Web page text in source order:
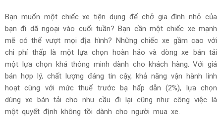
Bạn muốn một chiếc xe tiện dụng để chở gia đình nhỏ của
bạn đi dã ngoại vào cuối tuần? Bạn cần một chiếc xe mạnh
mẽ có thể vượt mọi địa hình? Những chiếc xe gầm cao với
chi phí thấp là một lựa chọn hoàn hảo và dòng xe bán tải
một lựa chọn khá thông minh dành cho khách hàng. Với giá
bán hợp lý, chất lượng đáng tin cậy, khả năng vận hành linh
hoạt cùng với mức thuế trước bạ hấp dẫn (2%), lựa chọn
dùng xe bán tải cho nhu cầu đi lại cũng như công việc là
một quyết định không tồi dành cho người mua xe.